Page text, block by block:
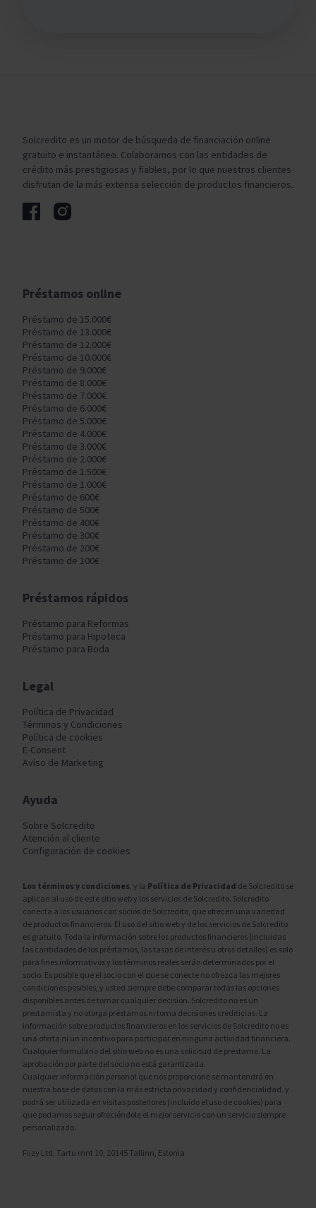
Solcredito es un motor de búsqueda de financiación online
gratuito e instantáneo. Colaboramos con las entidades de
crédito más prestigiosas y fiables, por lo que nuestros clientes
disfrutan de la más extensa selección de productos financieros.
Préstamos online
Préstamo de 15.000€
Préstamo de 13.000€
Préstamo de 12.000€
Préstamo de 10.000€
Préstamo de 9.000€
Préstamo de 8.000€
Préstamo de 7.000€
Préstamo de 6.000€
Préstamo de 5.000€
Préstamo de 4.000€
Préstamo de 3.000€
Préstamo de 2.000€
Préstamo de 1.500€
Préstamo de 1.000€
Préstamo de 600€
Préstamo de 500€
Préstamo de 400€
Préstamo de 300€
Préstamo de 200€
Préstamo de 100€
Préstamos rápidos
Préstamo para Reformas
Préstamo para Hipoteca
Préstamo para Boda
Legal
Política de Privacidad
Términos y Condiciones
Política de cookies
E-Consent
Aviso de Marketing
Ayuda
Sobre Solcredito
Atención al cliente
Configuración de cookies
Los términos y condiciones, y la Política de Privacidad de Solcredito se
aplican al uso de este sitio web y los servicios de Solcredito. Solcredito
conecta a los usuarios con socios de Solcredito, que ofrecen una variedad
de productos financieros. El uso del sitio web y de los servicios de Solcredito
es gratuito. Toda la información sobre los productos financieros (incluidas
las cantidades de los préstamos, las tasas de interés u otros detalles) es solo
para fines informativos y los términos reales serán determinados por el
socio. Es posible que el socio con el que se conecte no ofrezca las mejores
condiciones posibles, y usted siempre debe comparar todas las opciones
disponibles antes de tomar cualquier decisión. Solcredito no es un
prestamista y no otorga préstamos ni toma decisiones crediticias. La
información sobre productos financieros en los servicios de Solcredito no es
una oferta ni un incentivo para participar en ninguna actividad financiera.
Cualquier formulario del sitio web no es una solicitud de préstamo. La
aprobación por parte del socio no está garantizada.
Cualquier información personal que nos proporcione se mantendrá en
nuestra base de datos con la más estricta privacidad y confidencialidad, y
podrá ser utilizada en visitas posteriores (incluido el uso de cookies) para
que podamos seguir ofreciéndole el mejor servicio con un servicio siempre
personalizado.
Fiizy Ltd, Tartu mnt 10, 10145 Tallinn, Estonia